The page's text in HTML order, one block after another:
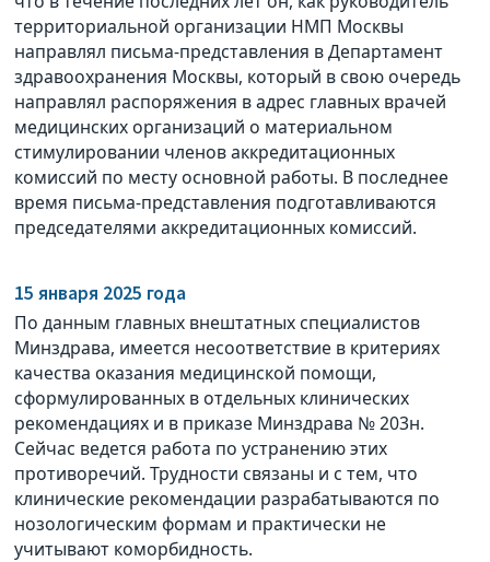
территориальной организации НМП Москвы
направлял письма-представления в Департамент
здравоохранения Москвы, который в свою очередь
направлял распоряжения в адрес главных врачей
медицинских организаций о материальном
стимулировании членов аккредитационных
комиссий по месту основной работы. В последнее
время письма-представления подготавливаются
председателями аккредитационных комиссий.
15 января 2025 года
По данным главных внештатных специалистов
Минздрава, имеется несоответствие в критериях
качества оказания медицинской помощи,
сформулированных в отдельных клинических
рекомендациях и в приказе Минздрава № 203н.
Сейчас ведется работа по устранению этих
противоречий. Трудности связаны и с тем, что
клинические рекомендации разрабатываются по
нозологическим формам и практически не
учитывают коморбидность.